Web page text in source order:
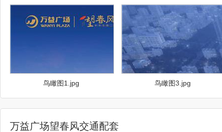
鸟瞰图1.jpg 鸟瞰图3.jpg
万益广场望春风交通配套